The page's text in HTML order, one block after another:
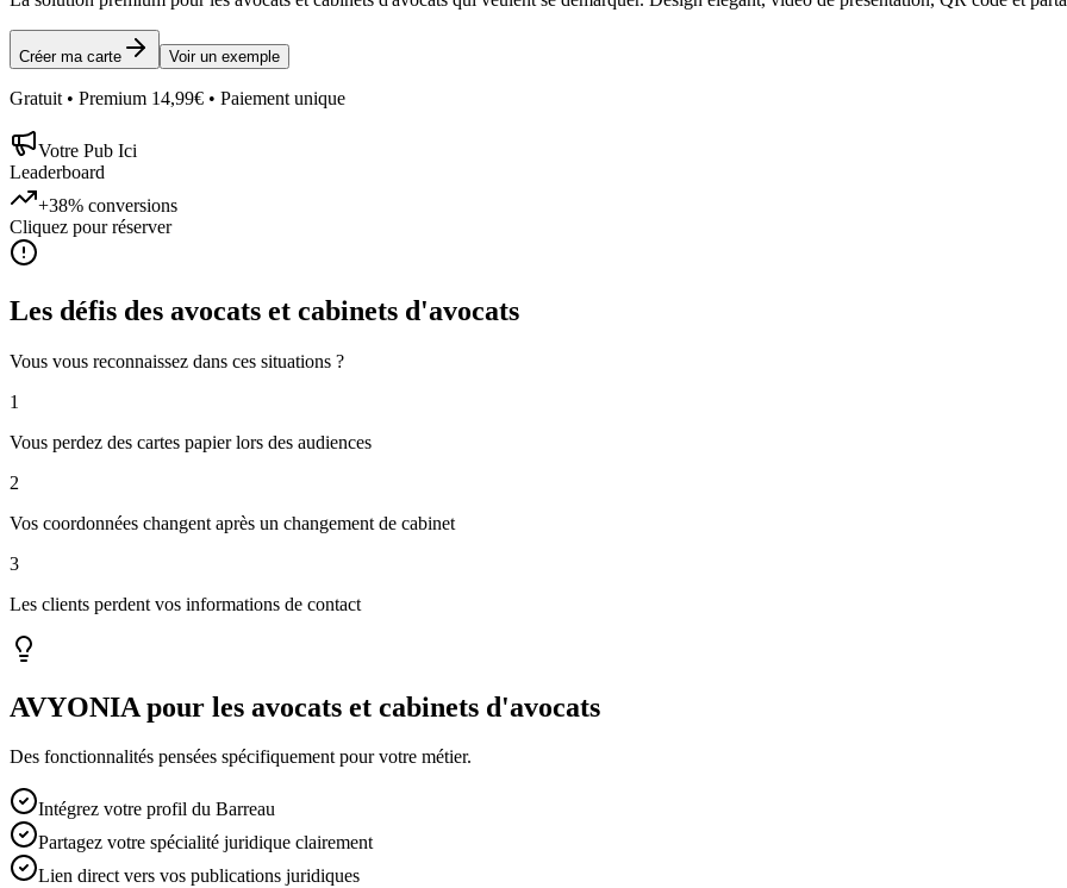
Créer ma carte Voir un exemple
Gratuit • Premium 14,99€ • Paiement unique
Votre Pub Ici
Leaderboard
+38% conversions
Cliquez pour réserver
Les défis des avocats et cabinets d'avocats
Vous vous reconnaissez dans ces situations ?
1
Vous perdez des cartes papier lors des audiences
2
Vos coordonnées changent après un changement de cabinet
3
Les clients perdent vos informations de contact
AVYONIA pour les avocats et cabinets d'avocats
Des fonctionnalités pensées spécifiquement pour votre métier.
Intégrez votre profil du Barreau
Partagez votre spécialité juridique clairement
Lien direct vers vos publications juridiques